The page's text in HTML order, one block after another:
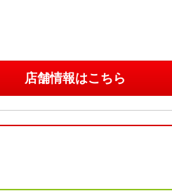
店舗情報はこちら